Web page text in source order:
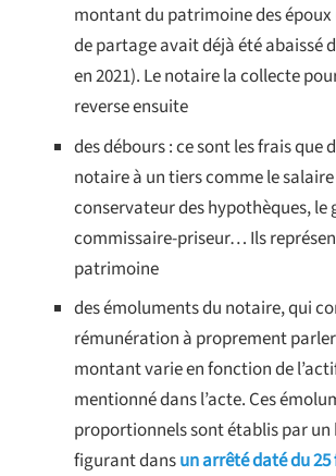
montant du patrimoine des
de partage avait déjà été abaissé
en 2021). Le notaire la collecte
reverse ensuite
des débours : ce sont les frais que
notaire à un tiers comme le
conservateur des hypothèques, le
commissaire-priseur… Ils
patrimoine
des émoluments du notaire, qui
rémunération à proprement
montant varie en fonction de
mentionné dans l’acte. Ces
proportionnels sont établis par
figurant dansun arrêté daté du 25